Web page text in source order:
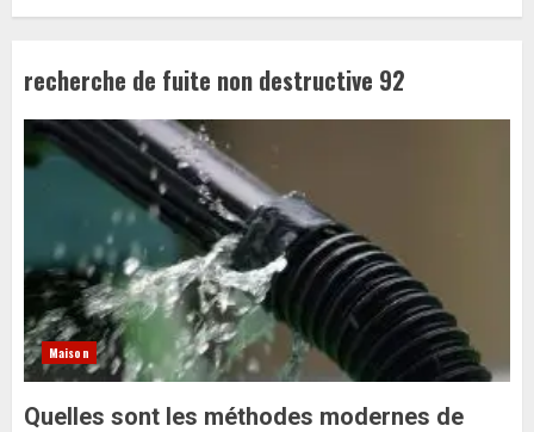
recherche de fuite non destructive 92
Maison
Quelles sont les méthodes modernes de